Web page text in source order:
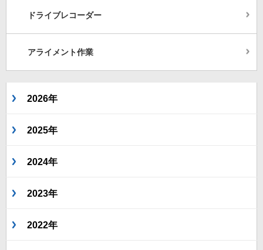
ドライブレコーダー
アライメント作業
2026年
2025年
2024年
2023年
2022年